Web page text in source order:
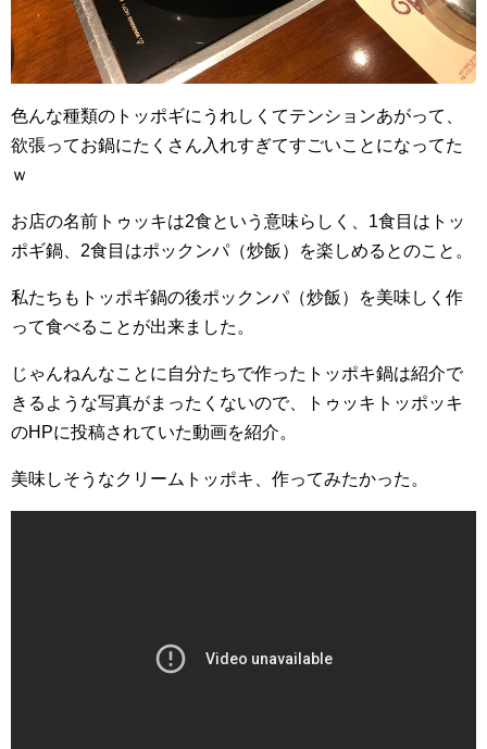
色んな種類のトッポギにうれしくてテンションあがって、
欲張ってお鍋にたくさん入れすぎてすごいことになってた
ｗ
お店の名前トゥッキは2食という意味らしく、1食目はトッ
ポギ鍋、2食目はポックンパ（炒飯）を楽しめるとのこと。
私たちもトッポギ鍋の後ポックンパ（炒飯）を美味しく作
って食べることが出来ました。
じゃんねんなことに自分たちで作ったトッポキ鍋は紹介で
きるような写真がまったくないので、トゥッキトッポッキ
のHPに投稿されていた動画を紹介。
美味しそうなクリームトッポキ、作ってみたかった。